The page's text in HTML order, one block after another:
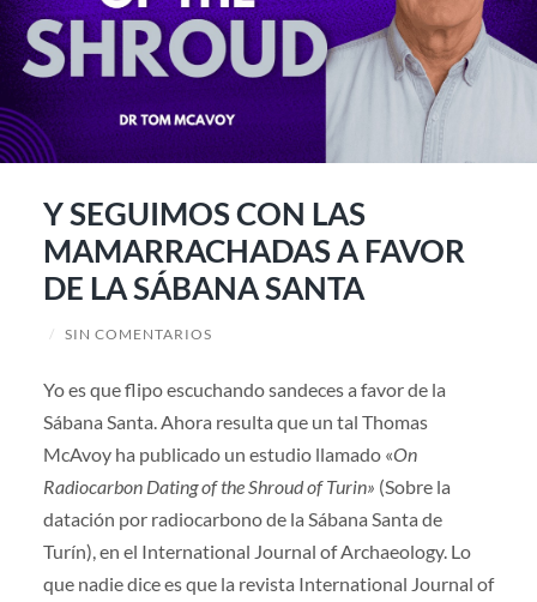
Y SEGUIMOS CON LAS
MAMARRACHADAS A FAVOR
DE LA SÁBANA SANTA
/ SIN COMENTARIOS
Yo es que flipo escuchando sandeces a favor de la
Sábana Santa. Ahora resulta que un tal Thomas
McAvoy ha publicado un estudio llamado «On
Radiocarbon Dating of the Shroud of Turin» (Sobre la
datación por radiocarbono de la Sábana Santa de
Turín), en el International Journal of Archaeology. Lo
que nadie dice es que la revista International Journal of